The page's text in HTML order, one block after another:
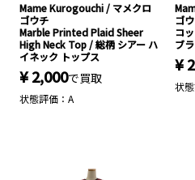
Mame Kurogouchi / マメクロ
ゴウチ
Marble Printed Plaid Sheer
High Neck Top / 総柄 シアー ハ
イネック トップス
¥ 2,000で買取
状態評価：A
ゴ
コ
ブ
¥
状